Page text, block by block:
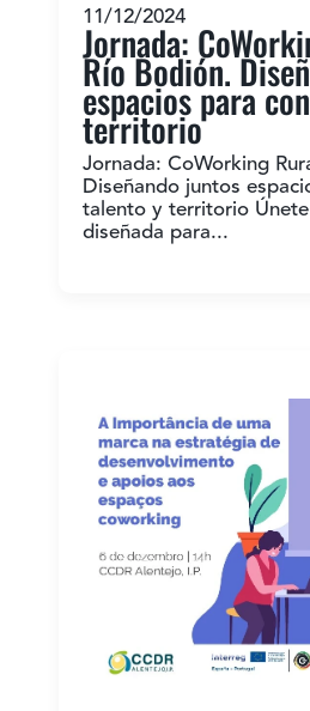
11/12/2024
Jornada:
Río Bodión.
espacios para
territorio
Jornada: CoWorking
Diseñando juntos
talento y territorio
diseñada para...